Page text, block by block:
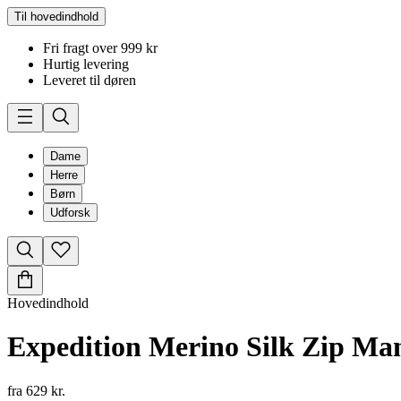
Til hovedindhold
Fri fragt over 999 kr
Hurtig levering
Leveret til døren
Dame
Herre
Børn
Udforsk
Hovedindhold
Expedition Merino Silk Zip
fra 629 kr.